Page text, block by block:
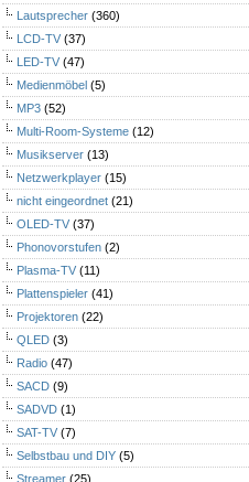
Lautsprecher (360)
LCD-TV (37)
LED-TV (47)
Medienmöbel (5)
MP3 (52)
Multi-Room-Systeme (12)
Musikserver (13)
Netzwerkplayer (15)
nicht eingeordnet (21)
OLED-TV (37)
Phonovorstufen (2)
Plasma-TV (11)
Plattenspieler (41)
Projektoren (22)
QLED (3)
Radio (47)
SACD (9)
SADVD (1)
SAT-TV (7)
Selbstbau und DIY (5)
Streamer (25)